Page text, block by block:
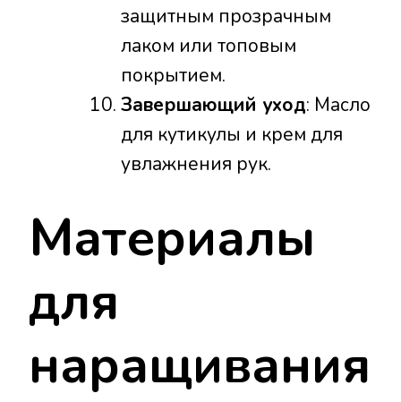
защитным прозрачным
лаком или топовым
покрытием.
Завершающий уход: Масло
для кутикулы и крем для
увлажнения рук.
Материалы
для
наращивания